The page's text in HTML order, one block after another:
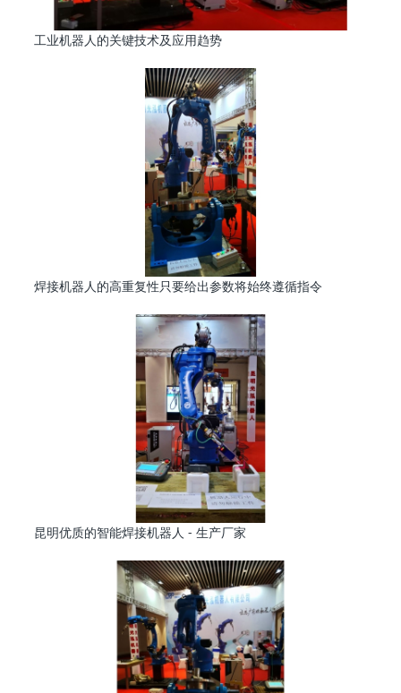
工业机器人的关键技术及应用趋势
焊接机器人的高重复性只要给出参数将始终遵循指令
昆明优质的智能焊接机器人 - 生产厂家